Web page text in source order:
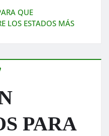
QUE
LOS ESTADOS MÁS
PARA